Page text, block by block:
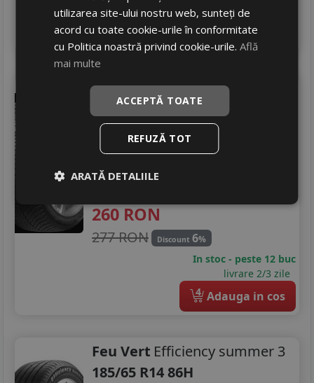
livrare 2/3 zile
4 Adauga in cos
PrinxQuattura 4s+
185/65 R14 86H
Turisme
Consum D
Aderenta C
260 RON
277 RON Discount 6%
In stoc - peste 12 buc
livrare 2/3 zile
4 Adauga in cos
Feu Vert Efficiency summer 3
185/65 R14 86H
utilizarea site-ului nostru web, sunteți de
acord cu toate cookie-urile în conformitate
cu Politica noastră privind cookie-urile.Află
mai multe
ACCEPTĂ TOATE
REFUZĂ TOT
ARATĂ DETALIILE